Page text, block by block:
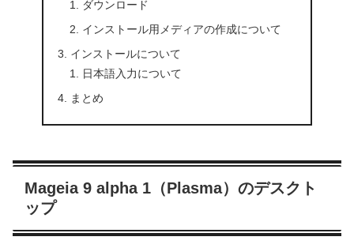
ダウンロード
インストール用メディアの作成について
インストールについて
日本語入力について
まとめ
Mageia 9 alpha 1（Plasma）のデスクト
ップ